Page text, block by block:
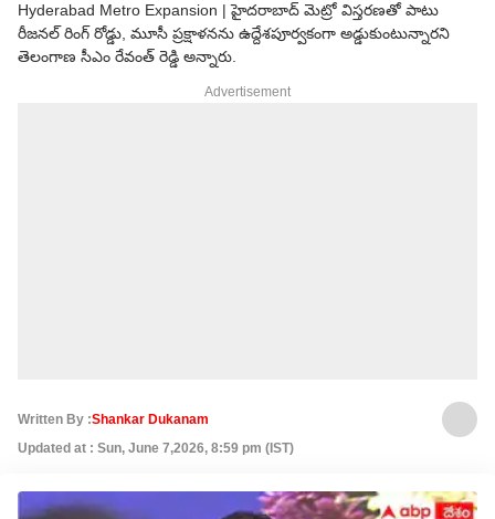
Hyderabad Metro Expansion | హైదరాబాద్ మెట్రో విస్తరణతో పాటు
రీజనల్ రింగ్ రోడ్డు, మూసీ ప్రక్షాళనను ఉద్దేశపూర్వకంగా అడ్డుకుంటున్నారని
తెలంగాణ సీఎం రేవంత్ రెడ్డి అన్నారు.
Advertisement
Written By :Shankar Dukanam
Updated at : Sun, June 7,2026, 8:59 pm (IST)